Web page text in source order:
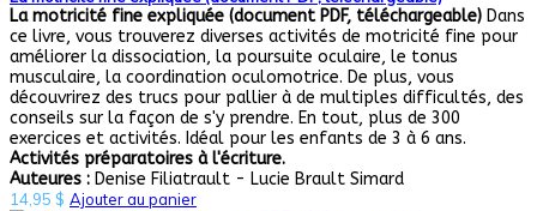
La motricité fine expliquée (document PDF, téléchargeable) Dans
ce livre, vous trouverez diverses activités de motricité fine pour
améliorer la dissociation, la poursuite oculaire, le tonus
musculaire, la coordination oculomotrice. De plus, vous
découvrirez des trucs pour pallier à de multiples difficultés, des
conseils sur la façon de s'y prendre. En tout, plus de 300
exercices et activités. Idéal pour les enfants de 3 à 6 ans.
Activités préparatoires à l'écriture.
Auteures : Denise Filiatrault - Lucie Brault Simard
14,95 $ Ajouter au panier